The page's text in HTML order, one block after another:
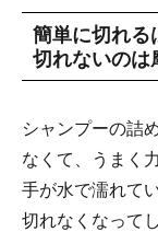
簡単に切れる
切れないの
シャンプーの詰
なくて、うまく
手が水で濡れて
切れなくなって